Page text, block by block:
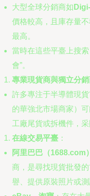
大型全球分銷商如
價格較高，且庫存量
最高。
當時在這些平臺上搜
會”。
專業現貨商與獨立分
許多專注于半導體現
的華強北市場商家）
工廠尾貨或拆機件，
在線交易平臺 ：
阿里巴巴（1688.com）
商，是尋找現貨批發
譽、提供原裝照片或測